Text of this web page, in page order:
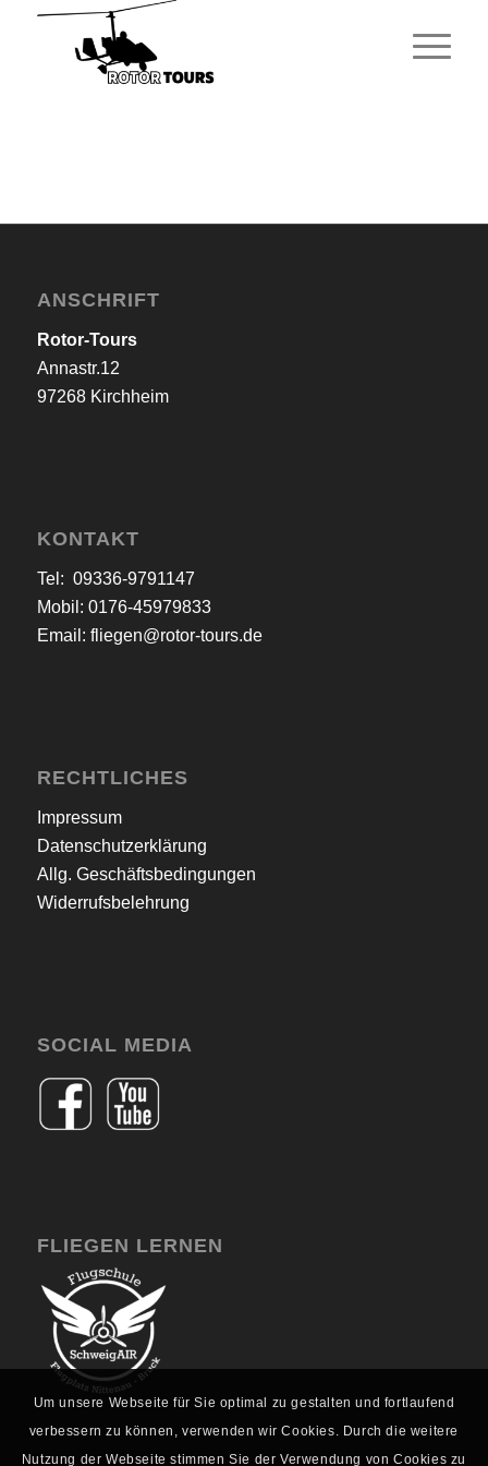
ANSCHRIFT
Rotor-Tours
Annastr.12
97268 Kirchheim
KONTAKT
Tel: 09336-9791147
Mobil: 0176-45979833
Email: fliegen@rotor-tours.de
RECHTLICHES
Impressum
Datenschutzerklärung
Allg. Geschäftsbedingungen
Widerrufsbelehrung
SOCIAL MEDIA
FLIEGEN LERNEN
Um unsere Webseite für Sie optimal zu gestalten und fortlaufend
verbessern zu können, verwenden wir Cookies. Durch die weitere
Nutzung der Webseite stimmen Sie der Verwendung von Cookies zu